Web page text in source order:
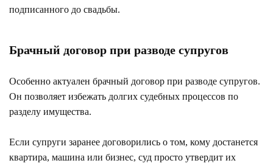
подписанного до свадьбы.
Брачный договор при разводе супругов
Особенно актуален брачный договор при разводе супругов.
Он позволяет избежать долгих судебных процессов по
разделу имущества.
Если супруги заранее договорились о том, кому достанется
квартира, машина или бизнес, суд просто утвердит их